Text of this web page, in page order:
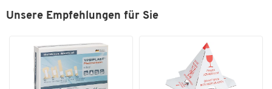
Unsere Empfehlungen für Sie